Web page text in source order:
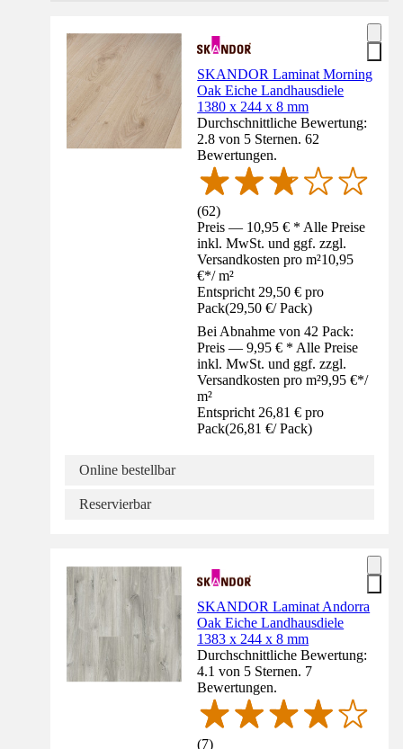
SKANDOR Laminat Morning
Oak Eiche Landhausdiele
1380 x 244 x 8 mm
Durchschnittliche Bewertung:
2.8 von 5 Sternen. 62
Bewertungen.
(62)
Preis — 10,95 € * Alle Preise
inkl. MwSt. und ggf. zzgl.
Versandkosten pro m²10,95
€*/ m²
Entspricht 29,50 € pro
Pack(29,50 €/ Pack)
Bei Abnahme von 42 Pack:
Preis — 9,95 € * Alle Preise
inkl. MwSt. und ggf. zzgl.
Versandkosten pro m²9,95 €*/
m²
Entspricht 26,81 € pro
Pack(26,81 €/ Pack)
Online bestellbar
Reservierbar
SKANDOR Laminat Andorra
Oak Eiche Landhausdiele
1383 x 244 x 8 mm
Durchschnittliche Bewertung:
4.1 von 5 Sternen. 7
Bewertungen.
(7)